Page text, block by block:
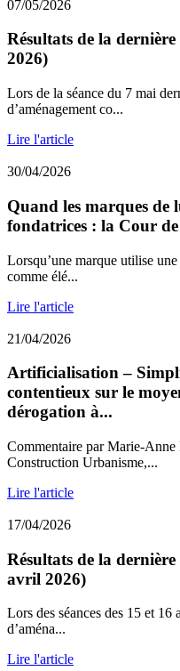
07/05/2026
Résultats de la
2026)
Lors de la séance du 7 mai
d’aménagement co...
Lire l'article
30/04/2026
Quand les marques de
fondatrices : la Cour de
Lorsqu’une marque utilise
comme élé...
Lire l'article
21/04/2026
Artificialisation –
contentieux sur le
dérogation à...
Commentaire par Marie-
Construction Urbanisme,...
Lire l'article
17/04/2026
Résultats de la
avril 2026)
Lors des séances des 15 et
d’aména...
Lire l'article